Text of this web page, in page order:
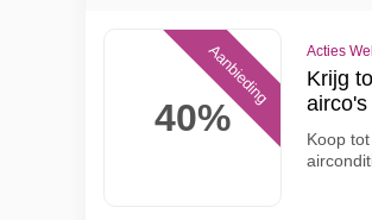
40%
Aanbieding Acties
Krijg
airco's
Koop